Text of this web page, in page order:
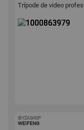
Trípode de video
IBYZASHOP
WEIFENG